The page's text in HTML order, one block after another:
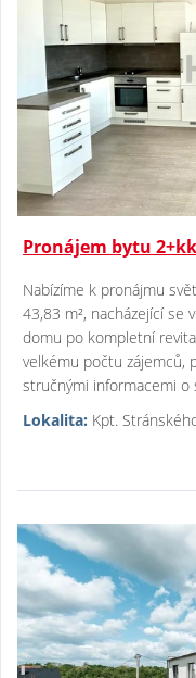
Pronájem bytu
Nabízíme k pronájmu
43,83 m², nacházející se
domu po kompletní
velkému počtu zájemců,
stručnými informacemi o
Lokalita: Kpt.